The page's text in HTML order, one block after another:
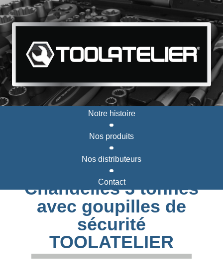
Notre histoire
Nos produits
Nos distributeurs
Contact
Chandelles 3 tonnes
avec goupilles de
sécurité
TOOLATELIER